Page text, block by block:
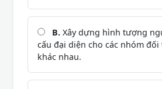
B. Xây dựng hình tượng
cấu đại diện cho các nhóm
khác nhau.